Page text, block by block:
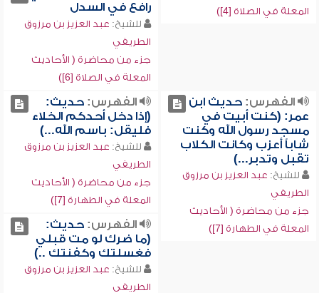
المعلة في الصلاة [4])
رافع في السدل
للشيخ: عبد العزيز بن مرزوق
الطريفي
جزء من محاضرة ( الأحاديث
المعلة في الصلاة [6])
الفهرس:حديث ابن
عمر: (كنت أبيت في
مسجد رسول الله وكنت
شاباً أعزب وكانت الكلاب
تقبل وتدبر...)
للشيخ: عبد العزيز بن مرزوق
الطريفي
جزء من محاضرة ( الأحاديث
المعلة في الطهارة [7])
الفهرس:حديث:
(إذا دخل أحدكم الخلاء
فليقل: باسم الله...)
للشيخ: عبد العزيز بن مرزوق
الطريفي
جزء من محاضرة ( الأحاديث
المعلة في الطهارة [7])
الفهرس:حديث:
(ما ضرك لو مت قبلي
فغسلتك وكفنتك ..)
للشيخ: عبد العزيز بن مرزوق
الطريفي